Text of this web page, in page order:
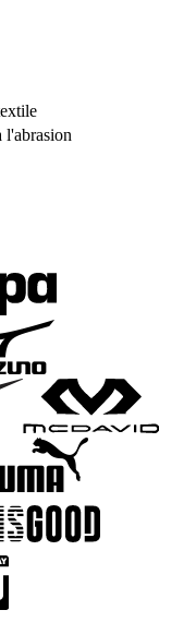
l'abrasion